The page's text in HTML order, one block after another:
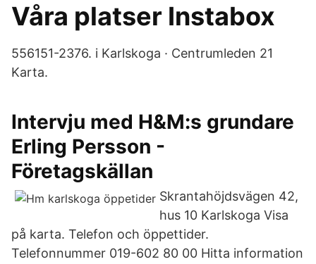
Våra platser Instabox
556151-2376. i Karlskoga · Centrumleden 21
Karta.
Intervju med H&M:s grundare
Erling Persson -
Företagskällan
Skrantahöjdsvägen 42,
hus 10 Karlskoga Visa
på karta. Telefon och öppettider.
Telefonnummer 019-602 80 00 Hitta information